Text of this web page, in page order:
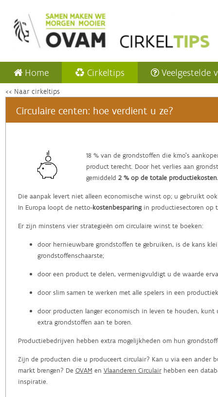
Home Cirkeltips Veelgestelde
<< Naar cirkeltips
Circulaire centen: hoe verdient u ze?
‌18 % van de grondstoffen die kmo’s
product terecht. Door het verlies aan
gemiddeld 2 % op de totale productiekosten.
Die aanpak levert niet alleen economische winst op; u gebruikt
In Europa loopt de netto-kostenbesparingin productiesectoren op
Er zijn minstens vier strategieën om circulaire winst te boeken:
door hernieuwbare grondstoffen te gebruiken, is de kans
grondstoffenschaarste;
door een product te delen, vermenigvuldigt u de waarde
door slim samen te werken met alle spelers in een
door producten langer economisch in leven te houden,
extra grondstoffen aan te boren.
Productiebedrijven hebben extra mogelijkheden om hun
Zijn de producten die u produceert circulair? Kan u via een ander
markt brengen? De OVAM en Vlaanderen Circulairhebben een
inspiratie.